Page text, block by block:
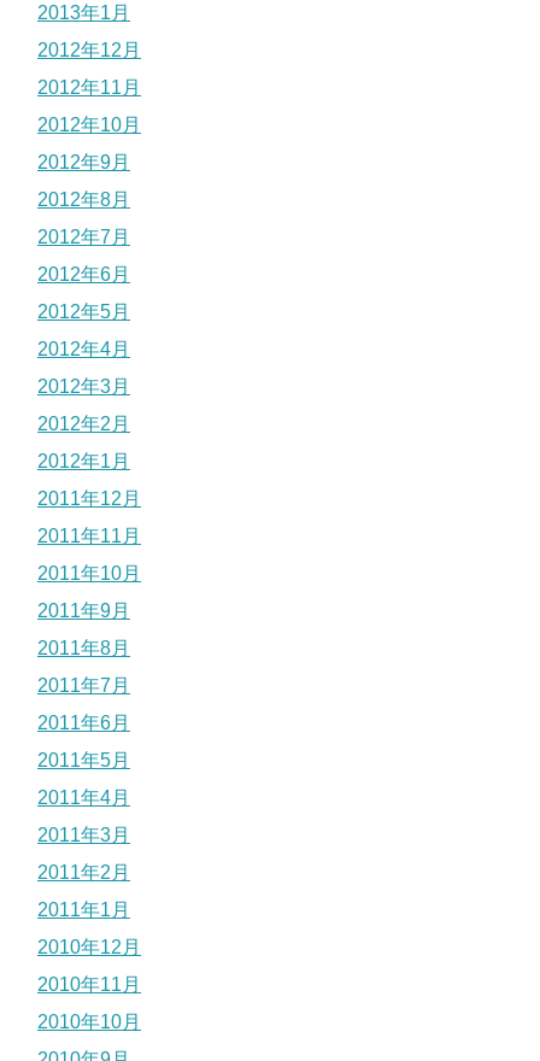
2013年1月
2012年12月
2012年11月
2012年10月
2012年9月
2012年8月
2012年7月
2012年6月
2012年5月
2012年4月
2012年3月
2012年2月
2012年1月
2011年12月
2011年11月
2011年10月
2011年9月
2011年8月
2011年7月
2011年6月
2011年5月
2011年4月
2011年3月
2011年2月
2011年1月
2010年12月
2010年11月
2010年10月